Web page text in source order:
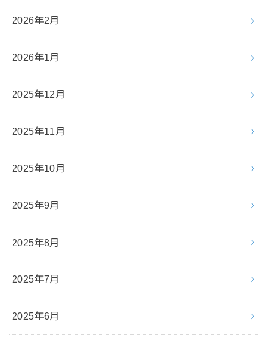
2026年2月
2026年1月
2025年12月
2025年11月
2025年10月
2025年9月
2025年8月
2025年7月
2025年6月